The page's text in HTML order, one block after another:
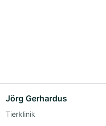
Jörg Gerhardus
Tierklinik